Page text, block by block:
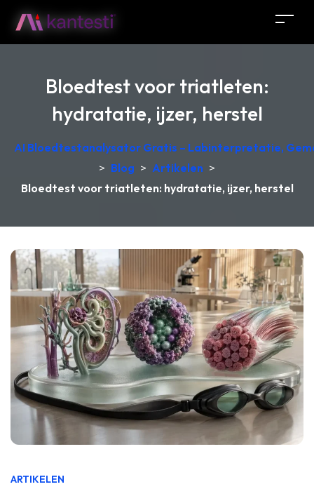
Bloedtest voor triatleten:
hydratatie, ijzer, herstel
AI Bloedtestanalysator Gratis – Labinterpretatie,
> Blog > Artikelen >
Bloedtest voor triatleten: hydratatie, ijzer, herstel
ARTIKELEN